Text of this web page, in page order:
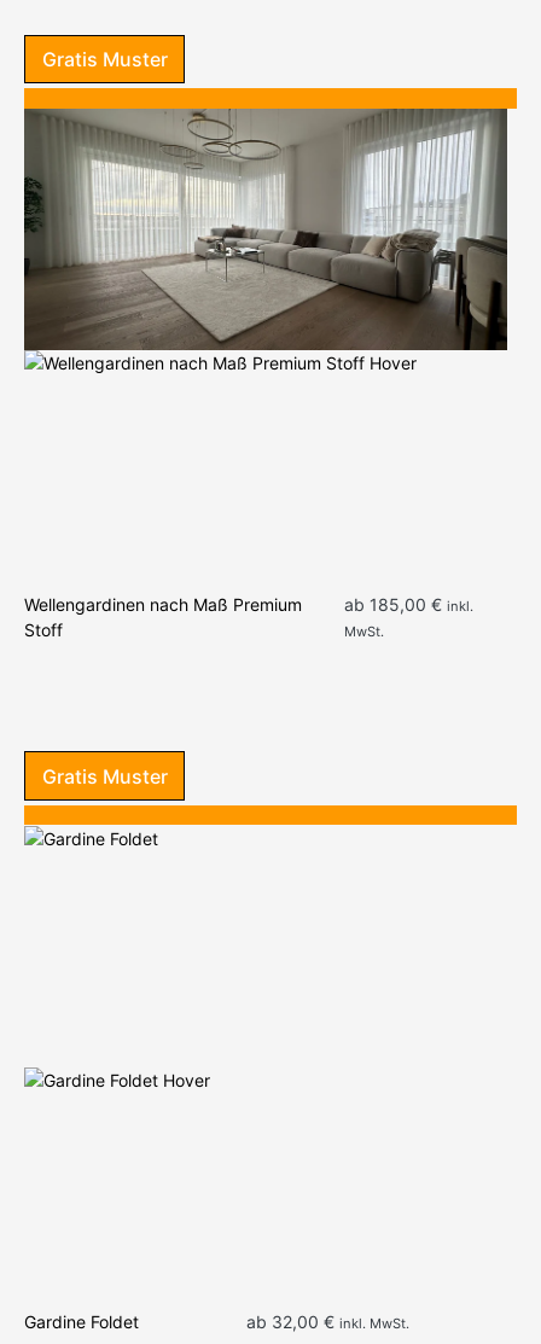
Gratis Muster
Wellengardinen nach Maß Premium
Stoff
ab 185,00€ inkl.
MwSt.
Gratis Muster
Gardine Foldet ab 32,00 € inkl. MwSt.